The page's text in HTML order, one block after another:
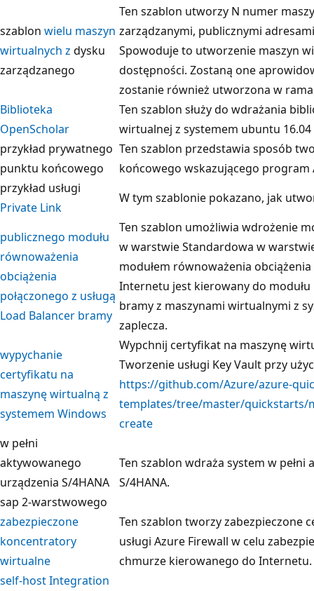
szablon wielu maszyn
wirtualnych z dysku
zarządzanego
Ten szablon utworzy N numer
zarządzanymi, publicznymi
Spowoduje to utworzenie maszyn
dostępności. Zostaną one
zostanie również utworzona w
Biblioteka
OpenScholar
Ten szablon służy do wdrażania
wirtualnej z systemem ubuntu 16.04
przykład prywatnego
punktu końcowego
Ten szablon przedstawia sposób
końcowego wskazującego program
przykład usługi
Private Link
W tym szablonie pokazano, jak
publicznego modułu
równoważenia
obciążenia
połączonego z usługą
Load Balancer bramy
Ten szablon umożliwia wdrożenie
w warstwie Standardowa w
modułem równoważenia
Internetu jest kierowany do
bramy z maszynami wirtualnymi z
zaplecza.
wypychanie
certyfikatu na
maszynę wirtualną z
systemem Windows
Wypchnij certyfikat na maszynę
Tworzenie usługi Key Vault przy
https://github.com/Azure/azure-
templates/tree/master/quickstarts/
create
w pełni
aktywowanego
urządzenia S/4HANA
sap 2-warstwowego
Ten szablon wdraża system w pełni
S/4HANA.
zabezpieczone
koncentratory
wirtualne
Ten szablon tworzy zabezpieczone
usługi Azure Firewall w celu
chmurze kierowanego do Internetu.
self-host Integration